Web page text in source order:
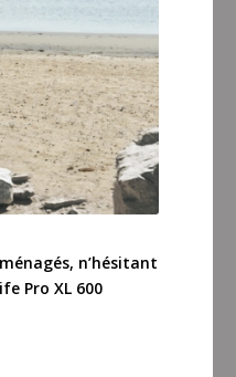
n’hésitant
Pro XL 600